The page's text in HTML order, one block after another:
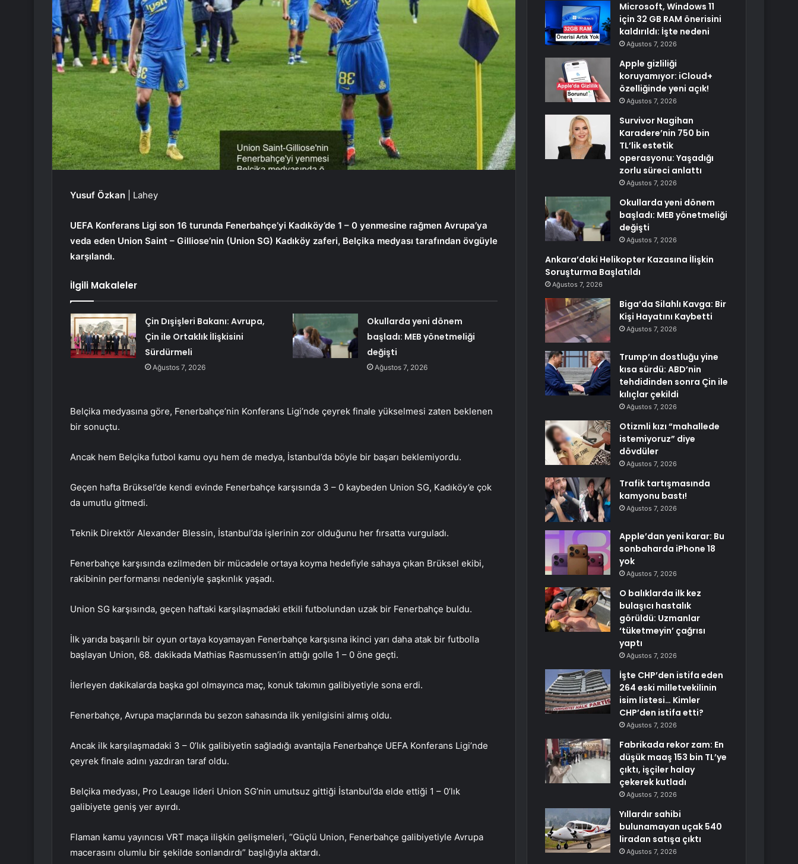
Yusuf Özkan | Lahey
UEFA Konferans Ligi son 16 turunda Fenerbahçe’yi Kadıköy’de 1 – 0 yenmesine rağmen Avrupa’ya
veda eden Union Saint – Gilliose’nin (Union SG) Kadıköy zaferi, Belçika medyası tarafından övgüyle
karşılandı.
İlgili Makaleler
Çin Dışişleri Bakanı: Avrupa,
Çin ile Ortaklık İlişkisini
Sürdürmeli
Ağustos 7, 2026
Okullarda yeni dönem
başladı: MEB yönetmeliği
değişti
Ağustos 7, 2026
Belçika medyasına göre, Fenerbahçe’nin Konferans Ligi’nde çeyrek finale yükselmesi zaten beklenen
bir sonuçtu.
Ancak hem Belçika futbol kamu oyu hem de medya, İstanbul’da böyle bir başarı beklemiyordu.
Geçen hafta Brüksel’de kendi evinde Fenerbahçe karşısında 3 – 0 kaybeden Union SG, Kadıköy’e çok
da umutlu gitmedi.
Teknik Direktör Alexander Blessin, İstanbul’da işlerinin zor olduğunu her fırsatta vurguladı.
Fenerbahçe karşısında ezilmeden bir mücadele ortaya koyma hedefiyle sahaya çıkan Brüksel ekibi,
rakibinin performansı nedeniyle şaşkınlık yaşadı.
Union SG karşısında, geçen haftaki karşılaşmadaki etkili futbolundan uzak bir Fenerbahçe buldu.
İlk yarıda başarılı bir oyun ortaya koyamayan Fenerbahçe karşısına ikinci yarı daha atak bir futbolla
başlayan Union, 68. dakikada Mathias Rasmussen’in attığı golle 1 – 0 öne geçti.
İlerleyen dakikalarda başka gol olmayınca maç, konuk takımın galibiyetiyle sona erdi.
Fenerbahçe, Avrupa maçlarında bu sezon sahasında ilk yenilgisini almış oldu.
Ancak ilk karşılaşmadaki 3 – 0’lık galibiyetin sağladığı avantajla Fenerbahçe UEFA Konferans Ligi’nde
çeyrek finale adını yazdıran taraf oldu.
Belçika medyası, Pro Leauge lideri Union SG’nin umutsuz gittiği İstanbul’da elde ettiği 1 – 0’lık
galibiyete geniş yer ayırdı.
Flaman kamu yayıncısı VRT maça ilişkin gelişmeleri, “Güçlü Union, Fenerbahçe galibiyetiyle Avrupa
macerasını olumlu bir şekilde sonlandırdı” başlığıyla aktardı.
Microsoft, Windows 11
için 32 GB RAM önerisini
kaldırıldı: İşte nedeni
Ağustos 7, 2026
Apple gizliliği
koruyamıyor: iCloud+
özelliğinde yeni açık!
Ağustos 7, 2026
Survivor Nagihan
Karadere’nin 750 bin
TL’lik estetik
operasyonu: Yaşadığı
zorlu süreci anlattı
Ağustos 7, 2026
Okullarda yeni dönem
başladı: MEB yönetmeliği
değişti
Ağustos 7, 2026
Ankara’daki Helikopter Kazasına İlişkin
Soruşturma Başlatıldı
Ağustos 7, 2026
Biga’da Silahlı Kavga: Bir
Kişi Hayatını Kaybetti
Ağustos 7, 2026
Trump’ın dostluğu yine
kısa sürdü: ABD’nin
tehdidinden sonra Çin ile
kılıçlar çekildi
Ağustos 7, 2026
Otizmli kızı “mahallede
istemiyoruz” diye
dövdüler
Ağustos 7, 2026
Trafik tartışmasında
kamyonu bastı!
Ağustos 7, 2026
Apple’dan yeni karar: Bu
sonbaharda iPhone 18
yok
Ağustos 7, 2026
O balıklarda ilk kez
bulaşıcı hastalık
görüldü: Uzmanlar
‘tüketmeyin’ çağrısı
yaptı
Ağustos 7, 2026
İşte CHP’den istifa eden
264 eski milletvekilinin
isim listesi… Kimler
CHP’den istifa etti?
Ağustos 7, 2026
Fabrikada rekor zam: En
düşük maaş 153 bin TL’ye
çıktı, işçiler halay
çekerek kutladı
Ağustos 7, 2026
Yıllardır sahibi
bulunamayan uçak 540
liradan satışa çıktı
Ağustos 7, 2026